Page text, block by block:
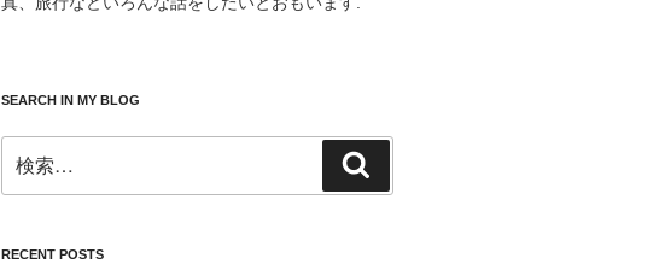
SEARCH IN MY BLOG
索:
索
RECENT POSTS